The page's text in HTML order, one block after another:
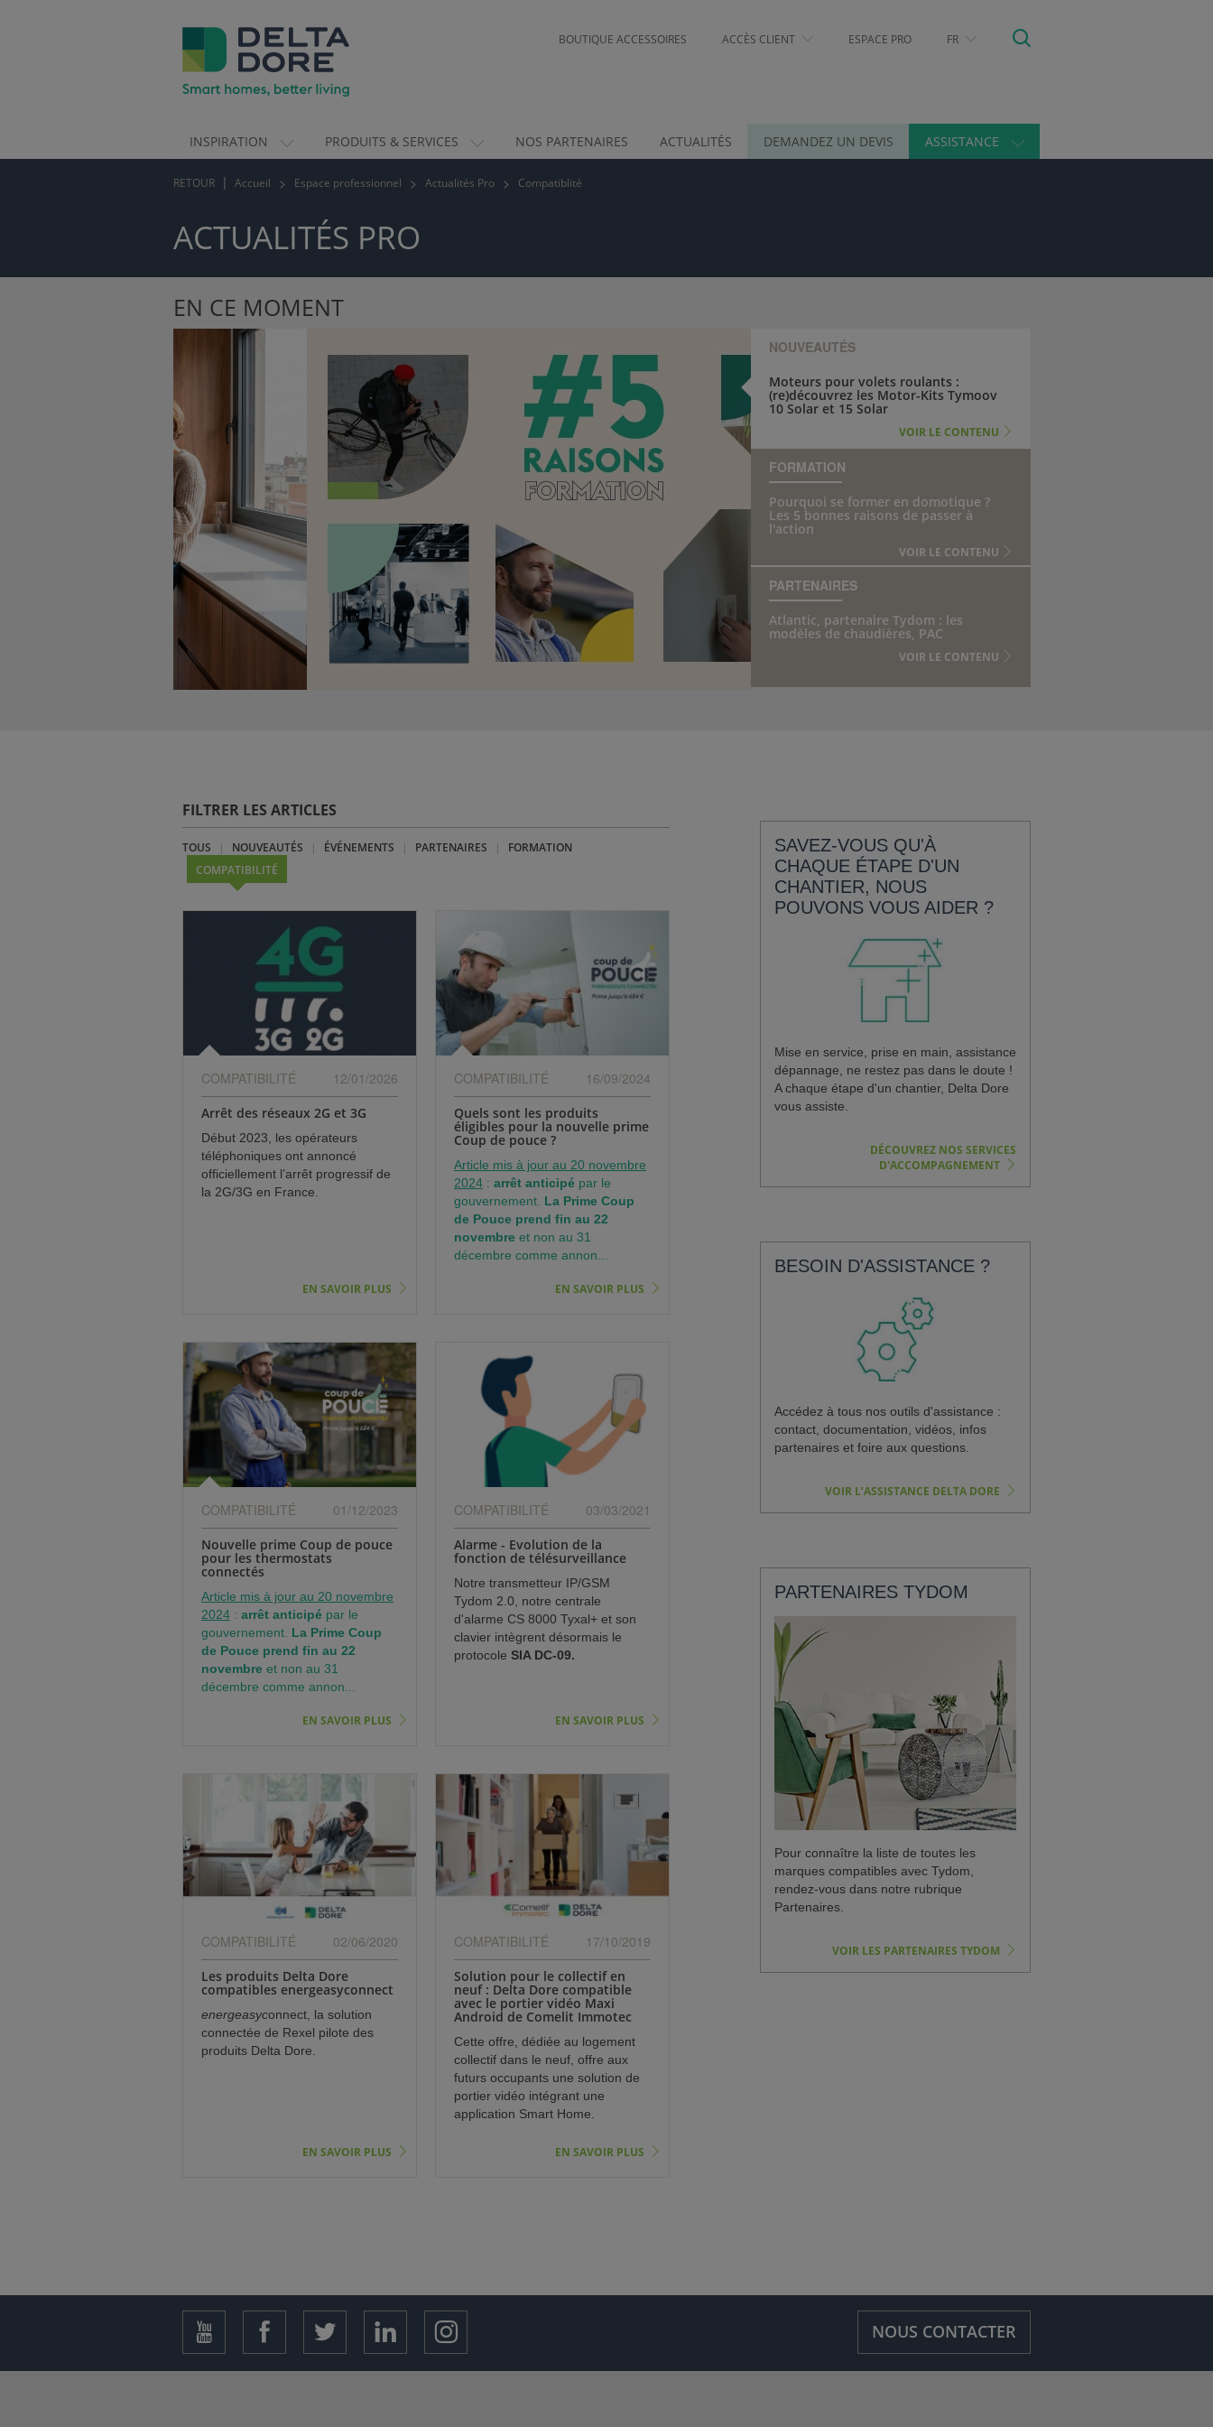
BOUTIQUE ACCESSOIRES ACCÈS CLIENT ESPACE PRO FR
INSPIRATION PRODUITS & SERVICES NOS PARTENAIRES ACTUALITÉS DEMANDEZ UN DEVIS ASSISTANCE
RETOUR Accueil Espace professionnel Actualités Pro Compatiblité
ACTUALITÉS PRO
EN CE MOMENT
NOUVEAUTÉS
Moteurs pour volets roulants :
(re)découvrez les Motor-Kits Tymoov
10 Solar et 15 Solar
VOIR LE CONTENU
FORMATION
Pourquoi se former en domotique ?
Les 5 bonnes raisons de passer à
l'action
VOIR LE CONTENU
PARTENAIRES
Atlantic, partenaire Tydom : les
modèles de chaudières, PAC
VOIR LE CONTENU
FILTRER LES ARTICLES
TOUS NOUVEAUTÉS ÉVÉNEMENTS PARTENAIRES
FORMATION
COMPATIBILITÉ
COMPATIBILITÉ 12/01/2026
Arrêt des réseaux 2G et 3G
Début 2023, les opérateurs
téléphoniques ont annoncé
officiellement l’arrêt progressif de
la 2G/3G en France.
EN SAVOIR PLUS
COMPATIBILITÉ 16/09/2024
Quels sont les produits
éligibles pour la nouvelle prime
Coup de pouce ?
Article mis à jour au 20 novembre
2024 : arrêt anticipé par le
gouvernement. La Prime Coup
de Pouce prend fin au 22
novembre et non au 31
décembre comme annon...
EN SAVOIR PLUS
COMPATIBILITÉ 01/12/2023
Nouvelle prime Coup de pouce
pour les thermostats
connectés
Article mis à jour au 20 novembre
2024 : arrêt anticipé par le
gouvernement. La Prime Coup
de Pouce prend fin au 22
novembre et non au 31
décembre comme annon...
EN SAVOIR PLUS
COMPATIBILITÉ 03/03/2021
Alarme - Evolution de la
fonction de télésurveillance
Notre transmetteur IP/GSM
Tydom 2.0, notre centrale
d'alarme CS 8000 Tyxal+ et son
clavier intègrent désormais le
protocole SIA DC-09.
EN SAVOIR PLUS
COMPATIBILITÉ 02/06/2020
Les produits Delta Dore
compatibles energeasyconnect
energeasyconnect, la solution
connectée de Rexel pilote des
produits Delta Dore.
EN SAVOIR PLUS
COMPATIBILITÉ 17/10/2019
Solution pour le collectif en
neuf : Delta Dore compatible
avec le portier vidéo Maxi
Android de Comelit Immotec
Cette offre, dédiée au logement
collectif dans le neuf, offre aux
futurs occupants une solution de
portier vidéo intégrant une
application Smart Home.
EN SAVOIR PLUS
SAVEZ-VOUS QU'À
CHAQUE ÉTAPE D'UN
CHANTIER, NOUS
POUVONS VOUS AIDER ?
Mise en service, prise en main, assistance
dépannage, ne restez pas dans le doute !
A chaque étape d'un chantier, Delta Dore
vous assiste.
DÉCOUVREZ NOS SERVICES
D'ACCOMPAGNEMENT
BESOIN D'ASSISTANCE ?
Accédez à tous nos outils d'assistance :
contact, documentation, vidéos, infos
partenaires et foire aux questions.
VOIR L’ASSISTANCE DELTA DORE
PARTENAIRES TYDOM
Pour connaître la liste de toutes les
marques compatibles avec Tydom,
rendez-vous dans notre rubrique
Partenaires.
VOIR LES PARTENAIRES TYDOM
NOUS CONTACTER